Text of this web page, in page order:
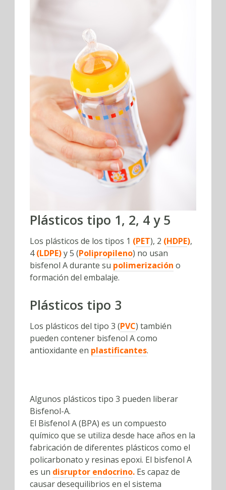
Plásticos tipo 1, 2, 4 y 5
Los plásticos de los tipos 1 (PET), 2 (HDPE),
4(LDPE)y 5 (Polipropileno) no usan
bisfenol A durante su polimerización o
formación del embalaje.
Plásticos tipo 3
Los plásticos del tipo 3 (PVC) también
pueden contener bisfenol A como
antioxidante en plastificantes.
Algunos plásticos tipo 3 pueden liberar
Bisfenol-A.
El Bisfenol A (BPA) es un compuesto
químico que se utiliza desde hace años en la
fabricación de diferentes plásticos como el
policarbonato y resinas epoxi. El bisfenol A
es un disruptor endocrino. Es capaz de
causar desequilibrios en el sistema